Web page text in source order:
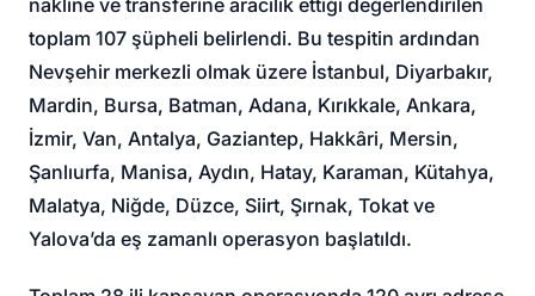
toplam 107 şüpheli belirlendi. Bu tespitin ardından
Nevşehir merkezli olmak üzere İstanbul, Diyarbakır,
Mardin, Bursa, Batman, Adana, Kırıkkale, Ankara,
İzmir, Van, Antalya, Gaziantep, Hakkâri, Mersin,
Şanlıurfa, Manisa, Aydın, Hatay, Karaman, Kütahya,
Malatya, Niğde, Düzce, Siirt, Şırnak, Tokat ve
Yalova’da eş zamanlı operasyon başlatıldı.